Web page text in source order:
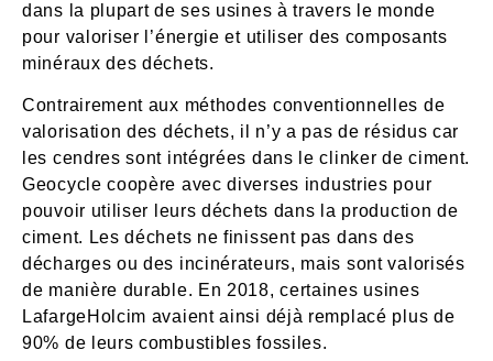
dans la plupart de ses usines à travers le monde
pour valoriser l’énergie et utiliser des composants
minéraux des déchets.
Contrairement aux méthodes conventionnelles de
valorisation des déchets, il n’y a pas de résidus car
les cendres sont intégrées dans le clinker de ciment.
Geocycle coopère avec diverses industries pour
pouvoir utiliser leurs déchets dans la production de
ciment. Les déchets ne finissent pas dans des
décharges ou des incinérateurs, mais sont valorisés
de manière durable. En 2018, certaines usines
LafargeHolcim avaient ainsi déjà remplacé plus de
90% de leurs combustibles fossiles.